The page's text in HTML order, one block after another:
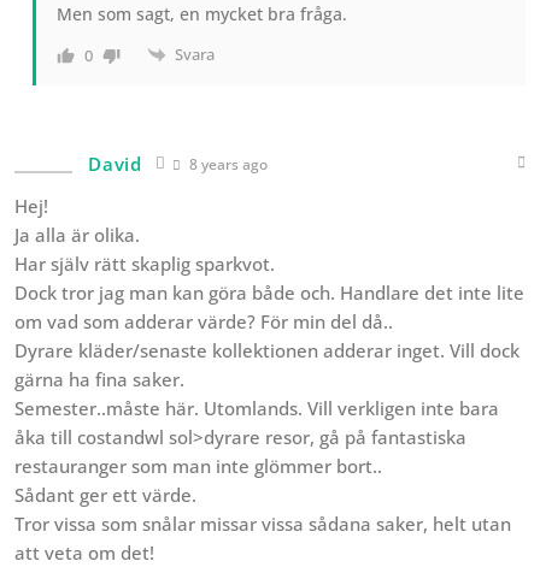
Men som sagt, en mycket bra fråga.
0 Svara
David 8 years ago
Hej!
Ja alla är olika.
Har själv rätt skaplig sparkvot.
Dock tror jag man kan göra både och. Handlare det inte lite
om vad som adderar värde? För min del då..
Dyrare kläder/senaste kollektionen adderar inget. Vill dock
gärna ha fina saker.
Semester..måste här. Utomlands. Vill verkligen inte bara
åka till costandwl sol>dyrare resor, gå på fantastiska
restauranger som man inte glömmer bort..
Sådant ger ett värde.
Tror vissa som snålar missar vissa sådana saker, helt utan
att veta om det!